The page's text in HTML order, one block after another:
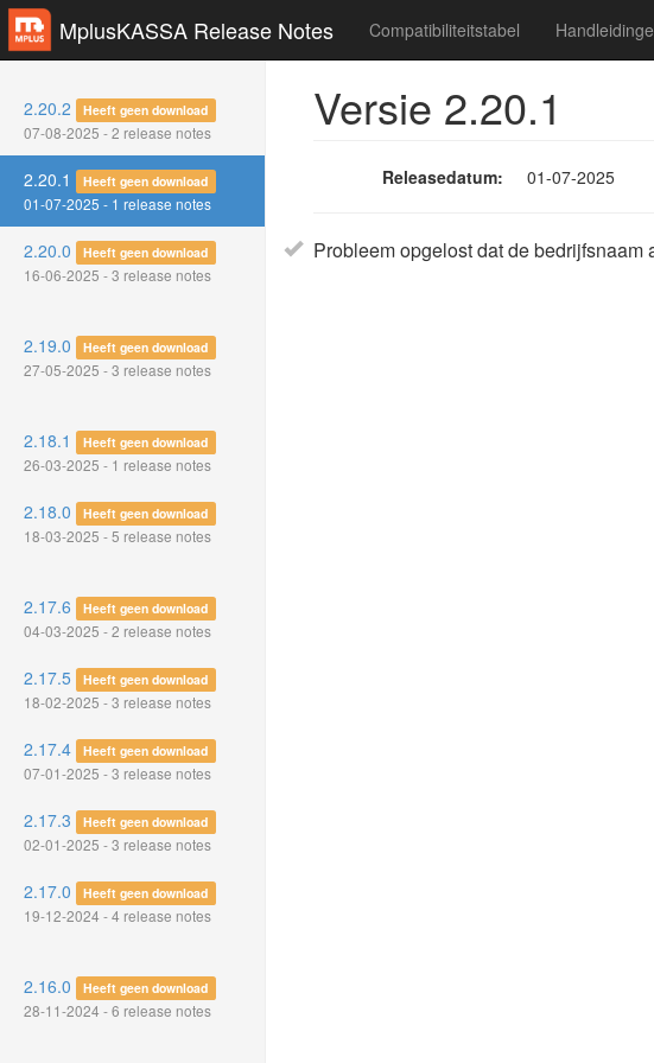
MplusKASSA Release Notes Compatibiliteitstabel
2.20.2 Heeft geen download
07-08-2025 - 2 release notes
2.20.1 Heeft geen download
01-07-2025 - 1 release notes
2.20.0 Heeft geen download
16-06-2025 - 3 release notes
2.19.0 Heeft geen download
27-05-2025 - 3 release notes
2.18.1 Heeft geen download
26-03-2025 - 1 release notes
2.18.0 Heeft geen download
18-03-2025 - 5 release notes
2.17.6 Heeft geen download
04-03-2025 - 2 release notes
2.17.5 Heeft geen download
18-02-2025 - 3 release notes
2.17.4 Heeft geen download
07-01-2025 - 3 release notes
2.17.3 Heeft geen download
02-01-2025 - 3 release notes
2.17.0 Heeft geen download
19-12-2024 - 4 release notes
2.16.0 Heeft geen download
28-11-2024 - 6 release notes
Versie 2.20.1
Releasedatum: 01-07-2025
Probleem opgelost dat de